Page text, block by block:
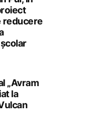
reducere
„Avram
la